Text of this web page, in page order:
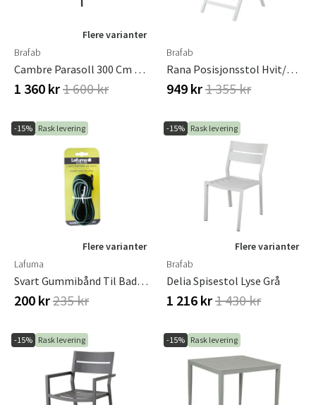
Flere varianter
Brafab
Cambre Parasoll 300 Cm Grå/grå
1 360 kr1 600 kr
Brafab
Rana Posisjonsstol Hvit/svart Brafab
949 kr1 355 kr
-15% Rask levering
Flere varianter
Lafuma
Svart Gummibånd Til Baden-Stol
200 kr235 kr
-15% Rask levering
Flere varianter
Brafab
Delia Spisestol Lyse Grå
1 216 kr1 430 kr
-15% Rask levering -15% Rask levering